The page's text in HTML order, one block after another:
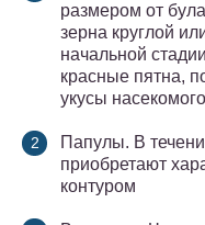
размером от
зерна круглой
начальной
красные пятна,
укусы
Папулы. В
приобретают
контуром